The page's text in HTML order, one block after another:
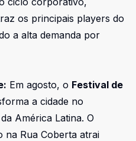
os principais players do
a alta demanda por
Em agosto, o Festival de
a cidade no
América Latina. O
na Rua Coberta atrai